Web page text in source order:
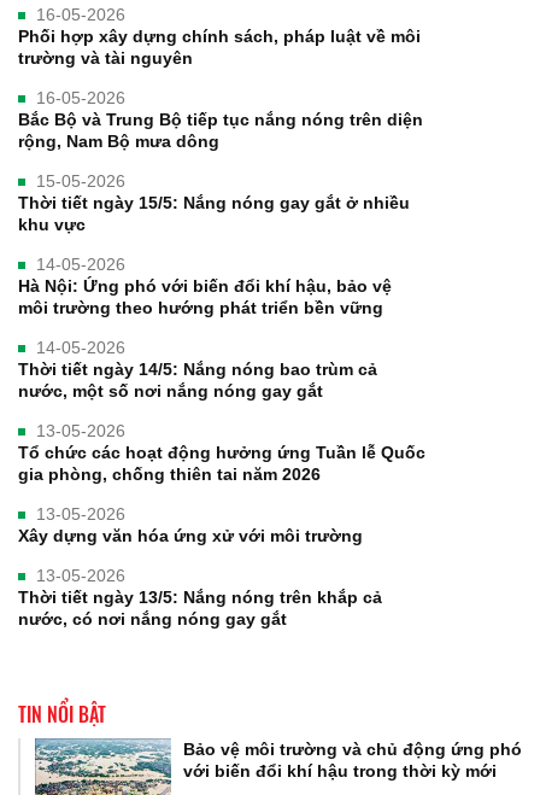
16-05-2026
Phối hợp xây dựng chính sách, pháp luật về môi
trường và tài nguyên
16-05-2026
Bắc Bộ và Trung Bộ tiếp tục nắng nóng trên diện
rộng, Nam Bộ mưa dông
15-05-2026
Thời tiết ngày 15/5: Nắng nóng gay gắt ở nhiều
khu vực
14-05-2026
Hà Nội: Ứng phó với biến đổi khí hậu, bảo vệ
môi trường theo hướng phát triển bền vững
14-05-2026
Thời tiết ngày 14/5: Nắng nóng bao trùm cả
nước, một số nơi nắng nóng gay gắt
13-05-2026
Tổ chức các hoạt động hưởng ứng Tuần lễ Quốc
gia phòng, chống thiên tai năm 2026
13-05-2026
Xây dựng văn hóa ứng xử với môi trường
13-05-2026
Thời tiết ngày 13/5: Nắng nóng trên khắp cả
nước, có nơi nắng nóng gay gắt
TIN NỔI BẬT
Bảo vệ môi trường và chủ động ứng phó
với biến đổi khí hậu trong thời kỳ mới